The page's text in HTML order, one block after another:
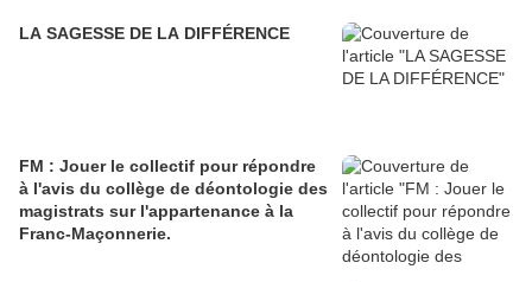
LA SAGESSE DE LA DIFFÉRENCE
FM : Jouer le collectif pour répondre
à l'avis du collège de déontologie des
magistrats sur l'appartenance à la
Franc-Maçonnerie.